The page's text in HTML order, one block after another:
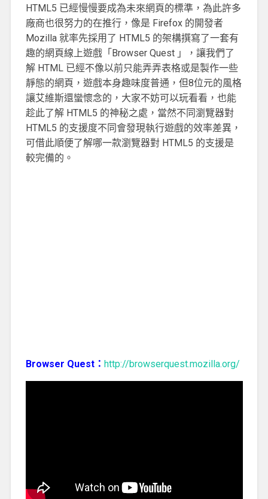
HTML5 已經慢慢要成為未來網頁的標準，為此許多
廠商也很努力的在推行，像是 Firefox 的開發者
Mozilla 就率先採用了 HTML5 的架構撰寫了一套有
趣的網頁線上遊戲「Browser Quest 」，讓我們了
解 HTML 已經不像以前只能弄弄表格或是製作一些
靜態的網頁，遊戲本身趣味度普通，但8位元的風格
讓艾維斯還蠻懷念的，大家不妨可以玩看看，也能
趁此了解 HTML5 的神秘之處，當然不同瀏覽器對
HTML5 的支援度不同會發現執行遊戲的效率差異，
可借此順便了解哪一款瀏覽器對 HTML5 的支援是
較完備的。
Browser Quest： http://browserquest.mozilla.org/